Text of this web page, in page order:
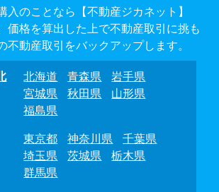
入のことなら【不動産ジカネット】
価格を算出した上で不動産取引に挑も
不動産取引をバックアップします。
北海道 青森県
岩手県
宮城県
秋田県
山形県
福島県
東京都 神奈川県
千葉県
埼玉県
茨城県
栃木県
群馬県